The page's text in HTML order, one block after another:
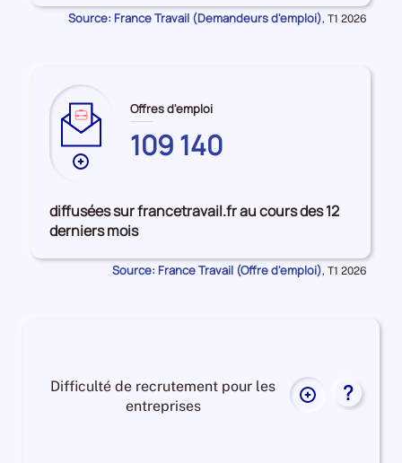
PYRENEES-
Source: France Travail (Demandeurs d'emploi), Données
T1 2026
Plus
données
sur
les
PYRENEES-
Offres d'emploi
109 140
diffusées sur francetravail.fr au cours des 12
derniers mois
Source: France Travail (Offre d'emploi), Données
T1 2026
Difficulté de recrutement pour les
entreprises
Plus
?